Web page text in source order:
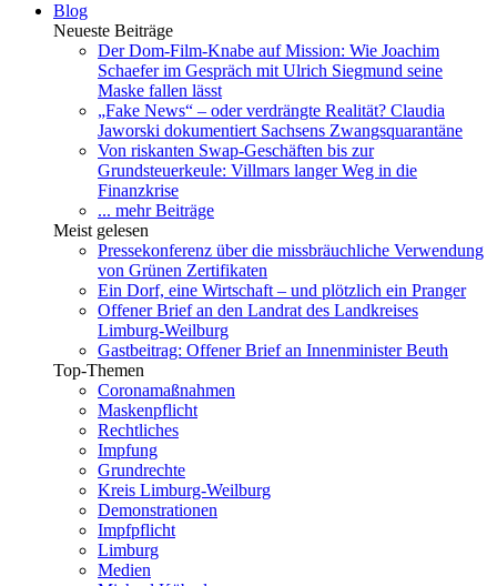
Blog
Neueste Beiträge
Der Dom-Film-Knabe auf Mission: Wie Joachim
Schaefer im Gespräch mit Ulrich Siegmund seine
Maske fallen lässt
„Fake News“ – oder verdrängte Realität? Claudia
Jaworski dokumentiert Sachsens Zwangsquarantäne
Von riskanten Swap-Geschäften bis zur
Grundsteuerkeule: Villmars langer Weg in die
Finanzkrise
... mehr Beiträge
Meist gelesen
Pressekonferenz über die missbräuchliche Verwendung
von Grünen Zertifikaten
Ein Dorf, eine Wirtschaft – und plötzlich ein Pranger
Offener Brief an den Landrat des Landkreises
Limburg-Weilburg
Gastbeitrag: Offener Brief an Innenminister Beuth
Top-Themen
Coronamaßnahmen
Maskenpflicht
Rechtliches
Impfung
Grundrechte
Kreis Limburg-Weilburg
Demonstrationen
Impfpflicht
Limburg
Medien